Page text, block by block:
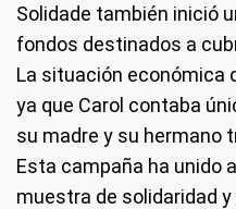
Solidade también inició
fondos destinados a
La situación económica
ya que Carol contaba
su madre y su hermano
Esta campaña ha unido
muestra de solidaridad